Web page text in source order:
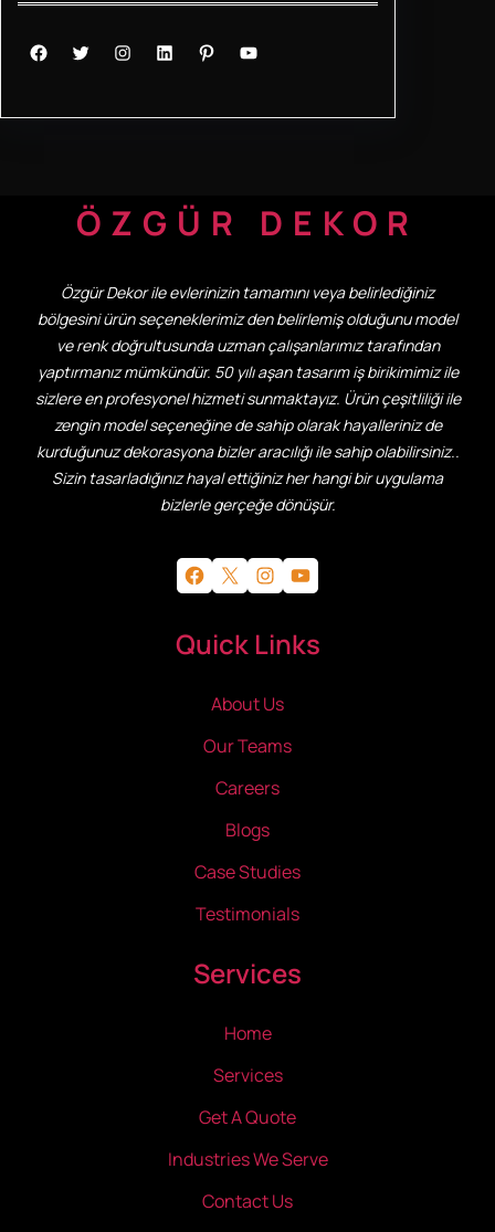
Facebook Twitter Instagram LinkedIn Pinterest YouTube
ÖZGÜR DEKOR
Özgür Dekor ile evlerinizin tamamını veya belirlediğiniz
bölgesini ürün seçeneklerimiz den belirlemiş olduğunu model
ve renk doğrultusunda uzman çalışanlarımız tarafından
yaptırmanız mümkündür. 50 yılı aşan tasarım iş birikimimiz ile
sizlere en profesyonel hizmeti sunmaktayız. Ürün çeşitliliği ile
zengin model seçeneğine de sahip olarak hayalleriniz de
kurduğunuz dekorasyona bizler aracılığı ile sahip olabilirsiniz..
Sizin tasarladığınız hayal ettiğiniz her hangi bir uygulama
bizlerle gerçeğe dönüşür.
Facebook X Instagram YouTube
Quick Links
About Us
Our Teams
Careers
Blogs
Case Studies
Testimonials
Services
Home
Services
Get A Quote
Industries We Serve
Contact Us